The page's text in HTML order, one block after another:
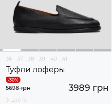
36 37 38 39 40 41
Туфли лоферы
3989 грн
5698 грн
3 цвета